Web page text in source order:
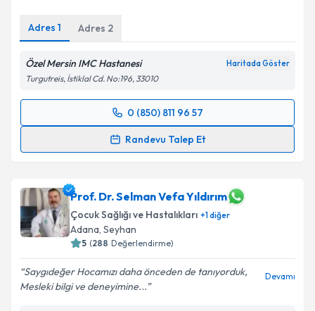
Adres 1 Adres 2
Özel Mersin IMC Hastanesi Haritada Göster
Turgutreis, İstiklal Cd. No:196, 33010
0 (850) 811 96 57
Randevu Talep Et
Randevu Takvimi Talebi
takvim hazırlandığında e-posta ile bilgilendireceğiz.
E-posta Adresiniz
Kişisel verilerimin işlenmesine ilişkin
Prof. Dr. Selman Vefa Yıldırım
Çocuk Sağlığı ve Hastalıkları +1diğer
Adana, Seyhan
5 (288 Değerlendirme)
Saygıdeğer Hocamızı daha önceden de tanıyorduk,
Mesleki bilgi ve deneyimine...
Devamı